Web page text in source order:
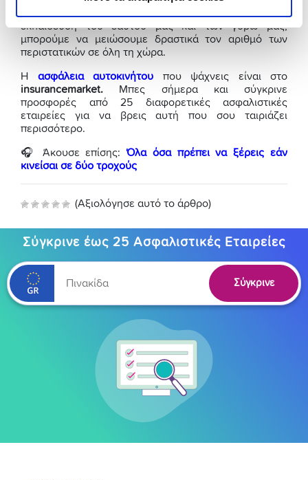
καλά νέα είναι ότι με τη λήψη μέτρων για την
εκπαίδευση του εαυτού μας και των γύρω μας,
μπορούμε να μειώσουμε δραστικά τον αριθμό των
περιστατικών σε όλη τη χώρα.
Η ασφάλεια αυτοκινήτου που ψάχνεις είναι στο
insurancemarket. Μπες σήμερα και σύγκρινε
προσφορές από 25 διαφορετικές ασφαλιστικές
εταιρείες για να βρεις αυτή που σου ταιριάζει
περισσότερο.
🎧 Άκουσε επίσης:Όλα όσα πρέπει να ξέρεις εάν
κινείσαι σε δύο τροχούς
(Αξιολόγησε αυτό το άρθρο)
Σύγκρινε έως 25 Ασφαλιστικές Εταιρείες
Σύγκρινε